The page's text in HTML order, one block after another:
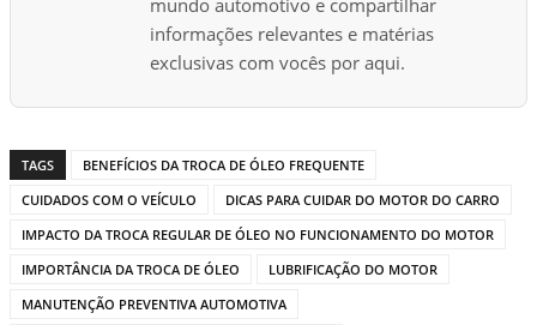
mundo automotivo e compartilhar
informações relevantes e matérias
exclusivas com vocês por aqui.
TAGS
BENEFÍCIOS DA TROCA DE ÓLEO FREQUENTE
CUIDADOS COM O VEÍCULO
DICAS PARA CUIDAR DO MOTOR DO CARRO
IMPACTO DA TROCA REGULAR DE ÓLEO NO FUNCIONAMENTO DO MOTOR
IMPORTÂNCIA DA TROCA DE ÓLEO
LUBRIFICAÇÃO DO MOTOR
MANUTENÇÃO PREVENTIVA AUTOMOTIVA